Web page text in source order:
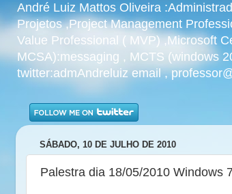
André Luiz Mattos Oliveira
Projetos ,Project Management
Value Professional ( MVP) ,Microsoft
MCSA):messaging , MCTS (windows
twitter:admAndreluiz email ,
SÁBADO, 10 DE JULHO DE 2010
Palestra dia 18/05/2010 Windows